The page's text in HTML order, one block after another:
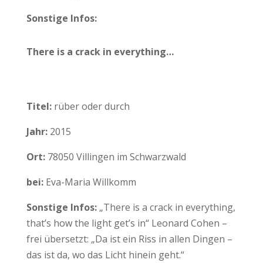
Sonstige Infos:
There is a crack in everything…
Titel: rüber oder durch
Jahr: 2015
Ort: 78050 Villingen im Schwarzwald
bei: Eva-Maria Willkomm
Sonstige Infos: „There is a crack in everything,
that’s how the light get’s in“ Leonard Cohen –
frei übersetzt: „Da ist ein Riss in allen Dingen –
das ist da, wo das Licht hinein geht.“